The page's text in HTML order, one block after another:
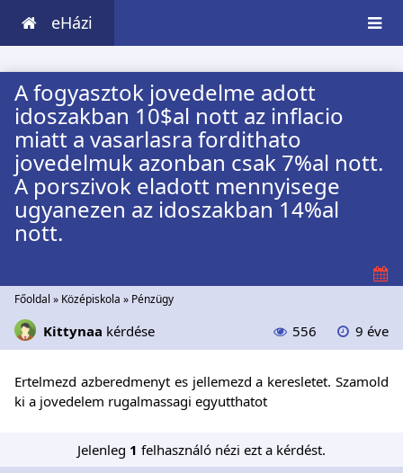
eHázi
A fogyasztok jovedelme adott
idoszakban 10$al nott az inflacio
miatt a vasarlasra fordithato
jovedelmuk azonban csak 7%al nott.
A porszivok eladott mennyisege
ugyanezen az idoszakban 14%al
nott.
Főoldal » Középiskola » Pénzügy
Kittynaa kérdése 556 9 éve
Ertelmezd azberedmenyt es jellemezd a keresletet. Szamold
ki a jovedelem rugalmassagi egyutthatot
Jelenleg 1 felhasználó nézi ezt a kérdést.